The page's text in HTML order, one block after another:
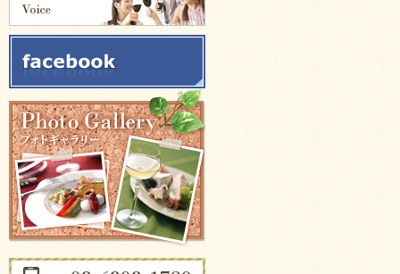
フルーツバスケット【要3日前予約】をご注文
イタリアンサンドバスケット 【要3日前予
2025/09/29
カリブ風スパイシージャークチキンをご注文
いただきました。
2025/09/29
ソーセージアソートをご注文いただきまし
た。
2025/09/29
生ハムとチーズのオードブルをご注文いただ